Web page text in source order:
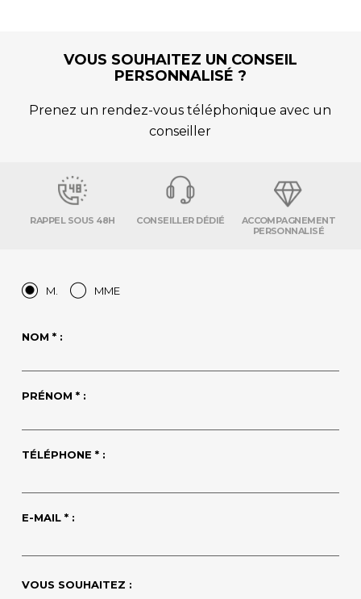
VOUS SOUHAITEZ UN CONSEIL
PERSONNALISÉ ?
Prenez un rendez-vous téléphonique avec un
conseiller
RAPPEL SOUS 48H CONSEILLER DÉDIÉ
ACCOMPAGNEMENT
PERSONNALISÉ
M. MME
NOM * :
PRÉNOM * :
TÉLÉPHONE * :
E-MAIL * :
VOUS SOUHAITEZ :